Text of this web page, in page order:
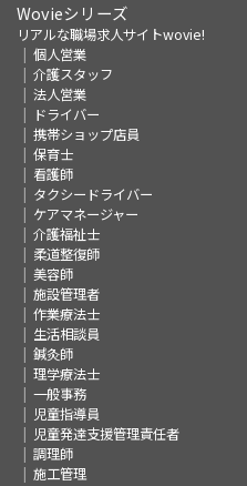
Wovieシリーズ
リアルな職場求人サイトwovie!
個人営業
介護スタッフ
法人営業
ドライバー
携帯ショップ店員
保育士
看護師
タクシードライバー
ケアマネージャー
介護福祉士
柔道整復師
美容師
施設管理者
作業療法士
生活相談員
鍼灸師
理学療法士
一般事務
児童指導員
児童発達支援管理責任者
調理師
施工管理